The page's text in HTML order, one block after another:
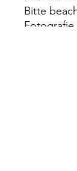
Bitte